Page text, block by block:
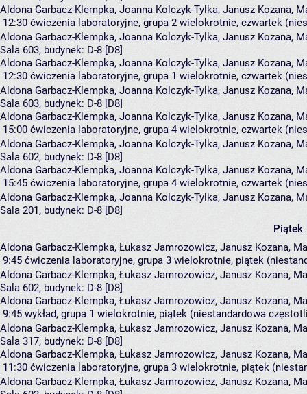
Aldona Garbacz-Klempka, Joanna Kolczyk-Tylka, Janusz Kozana,
12:30 ćwiczenia laboratoryjne, grupa 2 wielokrotnie, czwartek
Aldona Garbacz-Klempka, Joanna Kolczyk-Tylka, Janusz Kozana,
Sala 603, budynek: D-8 [D8]
Aldona Garbacz-Klempka, Joanna Kolczyk-Tylka, Janusz Kozana,
12:30 ćwiczenia laboratoryjne, grupa 1 wielokrotnie, czwartek
Aldona Garbacz-Klempka, Joanna Kolczyk-Tylka, Janusz Kozana,
Sala 603, budynek: D-8 [D8]
Aldona Garbacz-Klempka, Joanna Kolczyk-Tylka, Janusz Kozana,
15:00 ćwiczenia laboratoryjne, grupa 4 wielokrotnie, czwartek
Aldona Garbacz-Klempka, Joanna Kolczyk-Tylka, Janusz Kozana,
Sala 602, budynek: D-8 [D8]
Aldona Garbacz-Klempka, Joanna Kolczyk-Tylka, Janusz Kozana,
15:45 ćwiczenia laboratoryjne, grupa 4 wielokrotnie, czwartek
Aldona Garbacz-Klempka, Joanna Kolczyk-Tylka, Janusz Kozana,
Sala 201, budynek: D-8 [D8]
Piątek
Aldona Garbacz-Klempka, Łukasz Jamrozowicz, Janusz Kozana,
9:45 ćwiczenia laboratoryjne, grupa 3 wielokrotnie, piątek
Aldona Garbacz-Klempka, Łukasz Jamrozowicz, Janusz Kozana,
Sala 602, budynek: D-8 [D8]
Aldona Garbacz-Klempka, Łukasz Jamrozowicz, Janusz Kozana,
9:45 wykład, grupa 1 wielokrotnie, piątek (niestandardowa
Aldona Garbacz-Klempka, Łukasz Jamrozowicz, Janusz Kozana,
Sala 317, budynek: D-8 [D8]
Aldona Garbacz-Klempka, Łukasz Jamrozowicz, Janusz Kozana,
11:30 ćwiczenia laboratoryjne, grupa 3 wielokrotnie, piątek
Aldona Garbacz-Klempka, Łukasz Jamrozowicz, Janusz Kozana,